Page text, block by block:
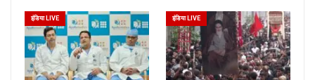
इंडिया LIVE इंडिया LIVE